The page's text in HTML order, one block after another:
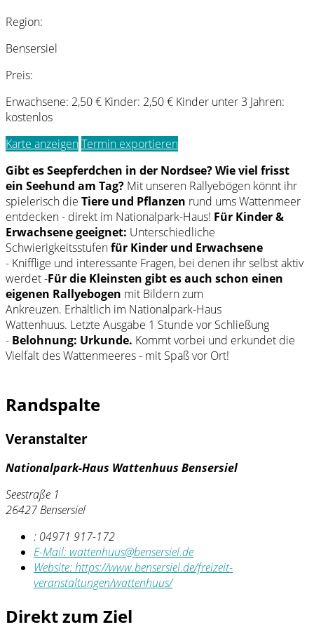
Region:
Bensersiel
Preis:
Erwachsene: 2,50 € Kinder: 2,50 € Kinder unter 3 Jahren:
kostenlos
Karte anzeigenTermin exportieren
Gibt es Seepferdchen in der Nordsee? Wie viel frisst
ein Seehund am Tag? Mit unseren Rallyebögen könnt ihr
spielerisch die Tiere und Pflanzen rund ums Wattenmeer
entdecken - direkt im Nationalpark-Haus! Für Kinder &
Erwachsene geeignet: Unterschiedliche
Schwierigkeitsstufenfür Kinder und Erwachsene
- Knifflige und interessante Fragen, bei denen ihr selbst aktiv
werdet -Für die Kleinsten gibt es auch schon einen
eigenen Rallyebogen mit Bildern zum
Ankreuzen. Erhältlich im Nationalpark-Haus
Wattenhuus. Letzte Ausgabe 1 Stunde vor Schließung
- Belohnung: Urkunde. Kommt vorbei und erkundet die
Vielfalt des Wattenmeeres - mit Spaß vor Ort!
Randspalte
Veranstalter
Nationalpark-Haus Wattenhuus Bensersiel
Seestraße 1
26427 Bensersiel
: 04971 917-172
E-Mail: wattenhuus@bensersiel.de
Website:https://www.bensersiel.de/freizeit-
veranstaltungen/wattenhuus/
Direkt zum Ziel